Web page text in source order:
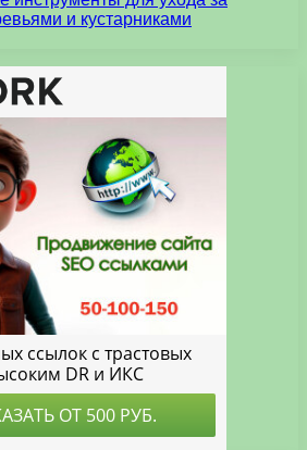
и кустарниками